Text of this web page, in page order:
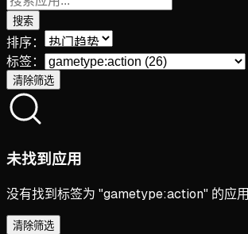
搜索
排序：
标签：
清除筛选
未找到应用
没有找到标签为 "gametype:action" 的应用
清除筛选